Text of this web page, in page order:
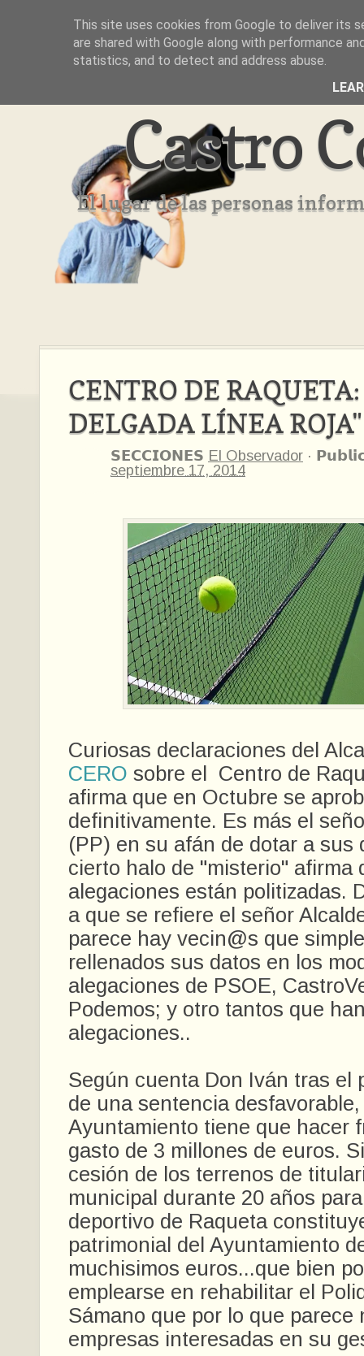
Inicio Aviso Legal Quienes Somos ??
Castro
El lugar de las personas
CENTRO DE
DELGADA LÍNEA ROJA"
𝗦𝗘𝗖𝗖𝗜𝗢𝗡𝗘𝗦 El Observador ·
septiembre 17, 2014
Curiosas declaraciones del
CERO sobre el Centro de
afirma que en Octubre se
definitivamente. Es más el
(PP) en su afán de dotar a sus
cierto halo de "misterio" afirma
alegaciones están politizadas.
a que se refiere el señor
parece hay vecin@s que
rellenados sus datos en los
alegaciones de PSOE,
Podemos; y otro tantos que
alegaciones..
Según cuenta Don Iván tras el
de una sentencia
Ayuntamiento tiene que hacer
gasto de 3 millones de euros.
cesión de los terrenos de
municipal durante 20 años
deportivo de Raqueta
patrimonial del Ayuntamiento
muchisimos euros...que bien
emplearse en rehabilitar el
Sámano que por lo que parece
empresas interesadas en su
This site uses cookies from Google to deliver its
are shared with Google along with performance
statistics, and to detect and address abuse.